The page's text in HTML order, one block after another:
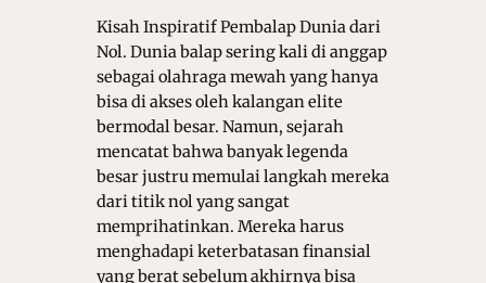
Kisah Inspiratif Pembalap Dunia dari
Nol. Dunia balap sering kali di anggap
sebagai olahraga mewah yang hanya
bisa di akses oleh kalangan elite
bermodal besar. Namun, sejarah
mencatat bahwa banyak legenda
besar justru memulai langkah mereka
dari titik nol yang sangat
memprihatinkan. Mereka harus
menghadapi keterbatasan finansial
yang berat sebelum akhirnya bisa